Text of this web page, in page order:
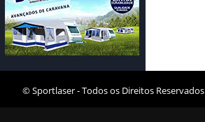
© Sportlaser - Todos os Direitos Reservados